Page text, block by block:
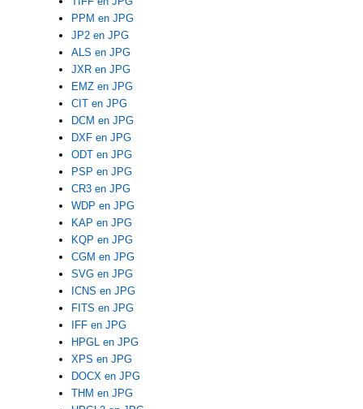
PPM en JPG
JP2 en JPG
ALS en JPG
JXR en JPG
EMZ en JPG
CIT en JPG
DCM en JPG
DXF en JPG
ODT en JPG
PSP en JPG
CR3 en JPG
WDP en JPG
KAP en JPG
KQP en JPG
CGM en JPG
SVG en JPG
ICNS en JPG
FITS en JPG
IFF en JPG
HPGL en JPG
XPS en JPG
DOCX en JPG
THM en JPG